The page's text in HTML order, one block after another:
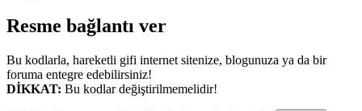
Resme bağlantı ver
Bu kodlarla, hareketli gifi internet sitenize, blogunuza ya da bir
foruma entegre edebilirsiniz!
DİKKAT: Bu kodlar değiştirilmemelidir!